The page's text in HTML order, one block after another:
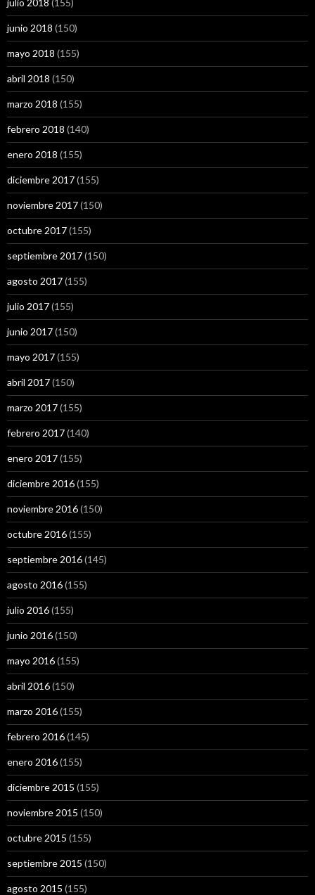
julio 2018 (155)
junio 2018 (150)
mayo 2018 (155)
abril 2018 (150)
marzo 2018 (155)
febrero 2018 (140)
enero 2018 (155)
diciembre 2017(155)
noviembre 2017(150)
octubre 2017(155)
septiembre 2017(150)
agosto 2017(155)
julio 2017(155)
junio 2017(150)
mayo 2017(155)
abril 2017(150)
marzo 2017(155)
febrero 2017(140)
enero 2017(155)
diciembre 2016(155)
noviembre 2016(150)
octubre 2016(155)
septiembre 2016(145)
agosto 2016(155)
julio 2016(155)
junio 2016(150)
mayo 2016(155)
abril 2016(150)
marzo 2016(155)
febrero 2016(145)
enero 2016(155)
diciembre 2015 (155)
noviembre 2015 (150)
octubre 2015 (155)
septiembre 2015 (150)
agosto 2015 (155)